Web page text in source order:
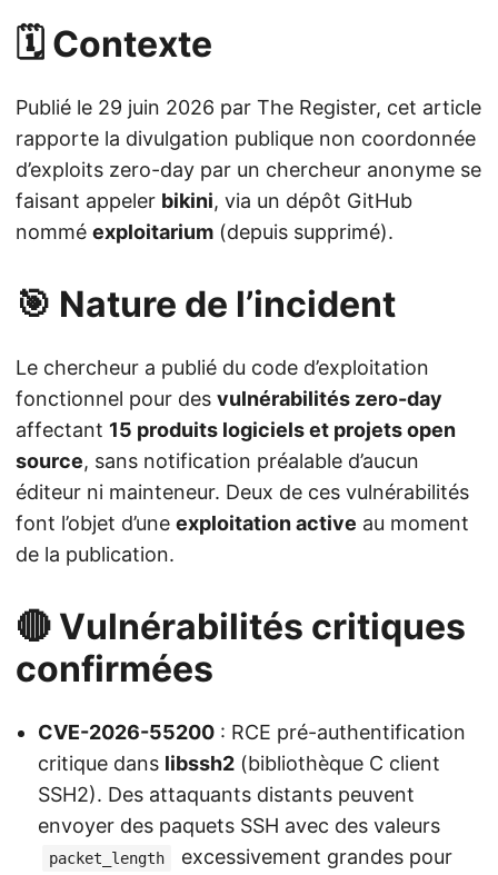
🗓️ Contexte
Publié le 29 juin 2026 par The Register, cet article
rapporte la divulgation publique non coordonnée
d’exploits zero-day par un chercheur anonyme se
faisant appeler bikini, via un dépôt GitHub
nommé exploitarium (depuis supprimé).
🎯 Nature de l’incident
Le chercheur a publié du code d’exploitation
fonctionnel pour des vulnérabilités zero-day
affectant 15 produits logiciels et projets open
source, sans notification préalable d’aucun
éditeur ni mainteneur. Deux de ces vulnérabilités
font l’objet d’une exploitation active au moment
de la publication.
🔴 Vulnérabilités critiques
confirmées
CVE-2026-55200 : RCE pré-authentification
critique dans libssh2 (bibliothèque C client
SSH2). Des attaquants distants peuvent
envoyer des paquets SSH avec des valeurs
packet_length
excessivement grandes pour